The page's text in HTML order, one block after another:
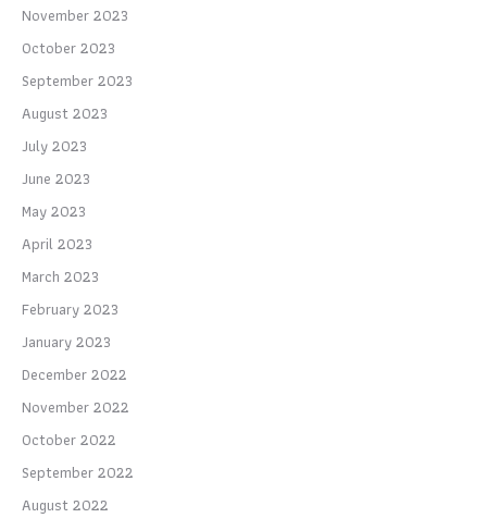
November 2023
October 2023
September 2023
August 2023
July 2023
June 2023
May 2023
April 2023
March 2023
February 2023
January 2023
December 2022
November 2022
October 2022
September 2022
August 2022